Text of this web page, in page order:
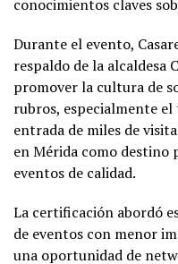
conocimientos claves
Durante el evento,
respaldo de la alcaldesa
promover la cultura de
rubros, especialmente
entrada de miles de
en Mérida como destino
eventos de calidad.
La certificación abordó
de eventos con menor
una oportunidad de